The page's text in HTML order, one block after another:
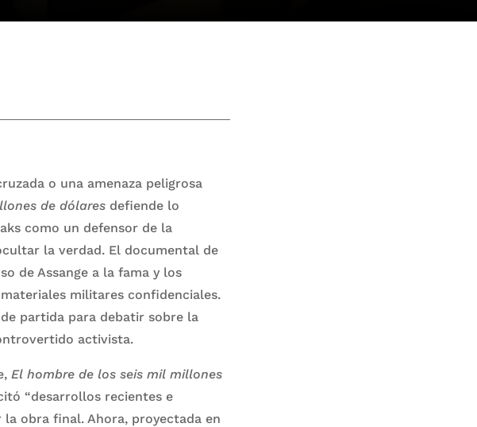
o una amenaza peligrosa
de dólaresdefiende lo
como un defensor de la
la verdad. El documental de
de Assange a la fama y los
militares confidenciales.
partida para debatir sobre la
activista.
El hombre de los seis mil millones
“desarrollos recientes e
obra final. Ahora, proyectada en